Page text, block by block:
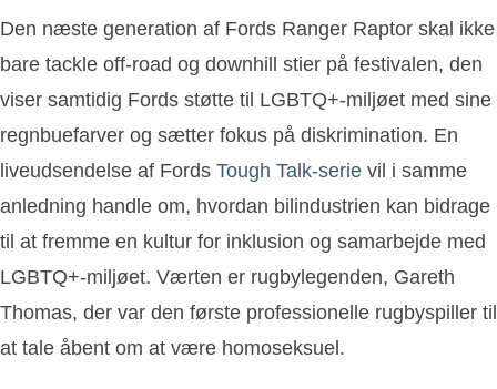
Den næste generation af Fords Ranger Raptor skal ikke
bare tackle off-road og downhill stier på festivalen, den
viser samtidig Fords støtte til LGBTQ+-miljøet med sine
regnbuefarver og sætter fokus på diskrimination. En
liveudsendelse af Fords Tough Talk-serie vil i samme
anledning handle om, hvordan bilindustrien kan bidrage
til at fremme en kultur for inklusion og samarbejde med
LGBTQ+-miljøet. Værten er rugbylegenden, Gareth
Thomas, der var den første professionelle rugbyspiller til
at tale åbent om at være homoseksuel.